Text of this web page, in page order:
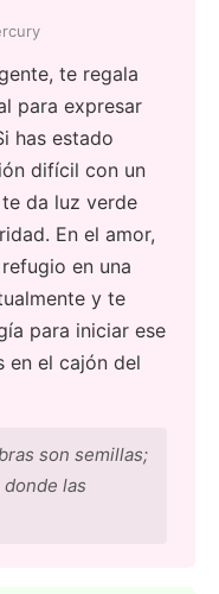
te regala
para expresar
has estado
difícil con un
da luz verde
En el amor,
en una
y te
para iniciar ese
en el cajón del
son semillas;
las